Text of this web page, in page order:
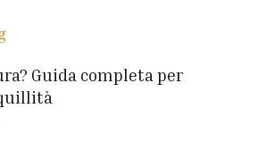
Guida completa per